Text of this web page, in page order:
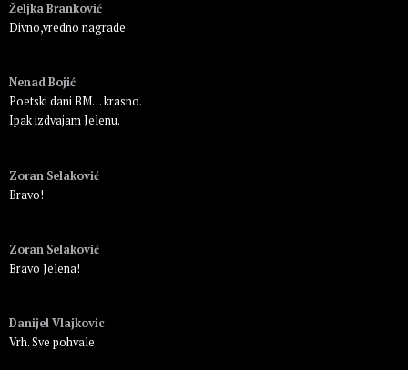
Željka Branković
Divno,vredno nagrade
Nenad Bojić
Poetski dani BM… krasno.
Ipak izdvajam Jelenu.
Zoran Selaković
Bravo!
Zoran Selaković
Bravo Jelena!
Danijel Vlajkovic
Vrh. Sve pohvale